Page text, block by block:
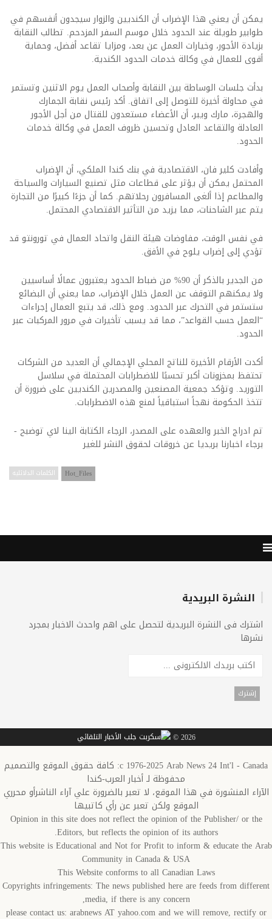
يمكن أن يعني هذا الإضراب أن الكنديين والزوار سيجدون أنفسهم في
طوابير طويلة عند الحدود خلال موسم السفر المزدحم. تطالب النقابة
بزيادة الأجور، وخيارات العمل عن بعد، ومزايا تقاعد أفضل، وحماية
أقوى للعمال في وكالة خدمات الحدود الكندية.
بدأت جلسات الوساطة بين النقابة وأصحاب العمل يوم الاثنين وتستمر
في محاولة أخيرة للتوصل إلى اتفاق. أكد رئيس نقابة الجمارك
والهجرة، مارك ويبر، أن الأعضاء مستعدون للقتال من أجل الأجور
العادلة والتقاعد العادل وتحسين ظروف العمل في وكالة خدمات
الحدود.
وأفادت كلير فان، الاقتصادية في بنك كندا الملكي، أن الإضراب
المحتمل يمكن أن يؤثر على قطاعات مثل تصنيع السيارات والسياحة
والمطاعم إذا ألغى المسافرون رحلاتهم. كما أن جزءًا كبيرًا من التجارة
يتم عبر الشاحنات، مما يزيد من التأثير الاقتصادي المحتمل.
في نفس الوقت، مفاوضات هيئة النقل واتحاد العمال في تورونتو قد
تؤدي إلى إضراب يلوح في الأفق.
من الجدير بالذكر أن 90% من ضباط الحدود يعتبرون عمالًا أساسيين
ولا يمكنهم التوقف عن العمل خلال الإضراب، مما يعني أن البضائع
ستستمر في التحرك عبر الحدود. ومع ذلك، قد يتبع العمال إجراءات
“العمل حسب القواعد”، مما قد يسبب تأخيرات في مرور المركبات عبر
الحدود.
أكدت الأرقام الأخيرة للناتج المحلي الإجمالي أن العديد من الشركات
تحتفظ بمخزونات أكبر تحسبًا للاضطرابات المحتملة في سلاسل
التوريد. وتؤكد جمعية المصنعين والمصدرين الكنديين على ضرورة أن
تتخذ الحكومة نهجاً استباقياً لمنع هذه الاضطرابات.
تم ادراج الخبر والعهده على المصدر، الرجاء الكتابة الينا لاي توضبح -
برجاء اخبارنا بريديا عن خروقات لحقوق النشر للغير
الكلمات الدلائليه Hot_Files
النشرة البريدية
اشترك فى النشرة البريدية لتحصل على اهم واحدث الاخبار بمجرد
نشرها
2026 ©
c 1976-2025 Arab News 24 Int'l - Canada: كافة حقوق الموقع والتصميم
محفوظة لـ أخبار العرب-كندا
الآراء المنشورة في هذا الموقع، لا تعبر بالضرورة علي آراء الناشرأو محرري
الموقع ولكن تعبر عن رأي كاتبيها
Opinion in this site does not reflect the opinion of the Publisher/ or the
Editors, but reflects the opinion of its authors.
This website is Educational and Not for Profit to inform & educate the Arab
Community in Canada & USA
This Website conforms to all Canadian Laws
Copyrights infringements: The news published here are feeds from different
media, if there is any concern,
please contact us: arabnews AT yahoo.com and we will remove, rectify or